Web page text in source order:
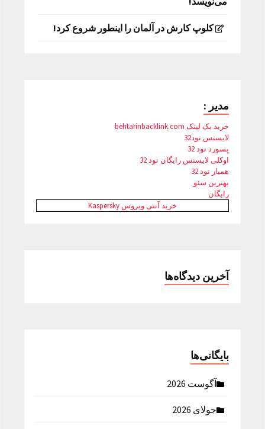
کلوپ کارش در آلمان را اینطور شروع کرد!
مدیر :
خرید بک لینک behtarinbacklink.com
لایسنس نود32
پسورد نود 32
اوکلی لایسنس رایگان نود 32
همیار نود 32
بهترین سئو
رایگان
خرید آنتی ویروس Kaspersky
آخرین دیدگاه‌ها
بایگانی‌ها
آگوست 2026
جولای 2026